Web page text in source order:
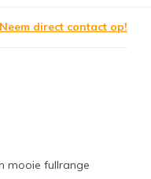
direct contact op!
mooie fullrange